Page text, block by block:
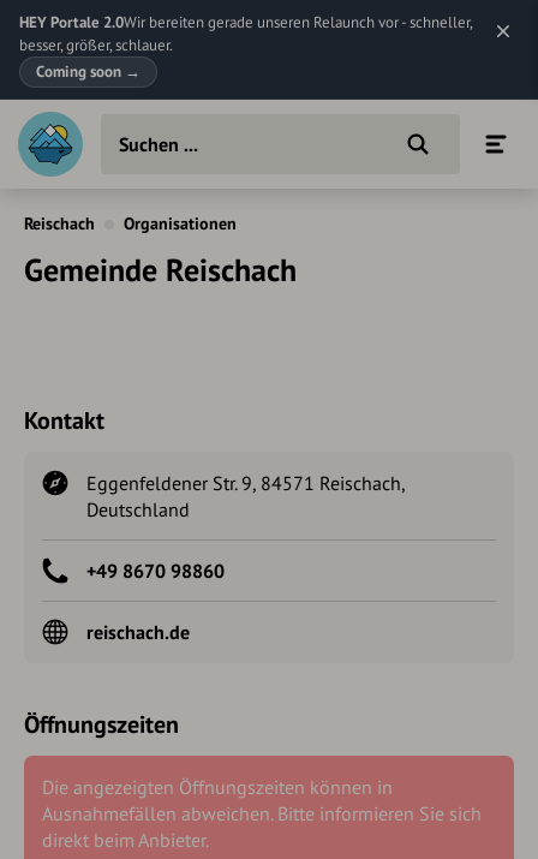
HEY Portale 2.0Wir bereiten gerade unseren Relaunch vor - schneller,
besser, größer, schlauer.
Coming soon →
Reischach Organisationen
Gemeinde Reischach
Kontakt
Eggenfeldener Str. 9, 84571 Reischach,
Deutschland
+49 8670 98860
reischach.de
Öffnungszeiten
Die angezeigten Öffnungszeiten können in
Ausnahmefällen abweichen. Bitte informieren Sie sich
direkt beim Anbieter.